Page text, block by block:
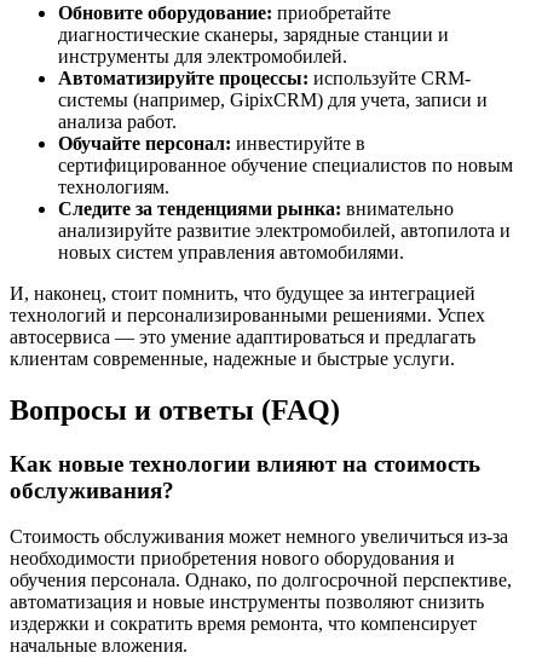
Обновите оборудование: приобретайте
диагностические сканеры, зарядные станции и
инструменты для электромобилей.
Автоматизируйте процессы: используйте CRM-
системы (например, GipixCRM) для учета, записи и
анализа работ.
Обучайте персонал: инвестируйте в
сертифицированное обучение специалистов по новым
технологиям.
Следите за тенденциями рынка: внимательно
анализируйте развитие электромобилей, автопилота и
новых систем управления автомобилями.
И, наконец, стоит помнить, что будущее за интеграцией
технологий и персонализированными решениями. Успех
автосервиса — это умение адаптироваться и предлагать
клиентам современные, надежные и быстрые услуги.
Вопросы и ответы (FAQ)
Как новые технологии влияют на стоимость
обслуживания?
Стоимость обслуживания может немного увеличиться из-за
необходимости приобретения нового оборудования и
обучения персонала. Однако, по долгосрочной перспективе,
автоматизация и новые инструменты позволяют снизить
издержки и сократить время ремонта, что компенсирует
начальные вложения.